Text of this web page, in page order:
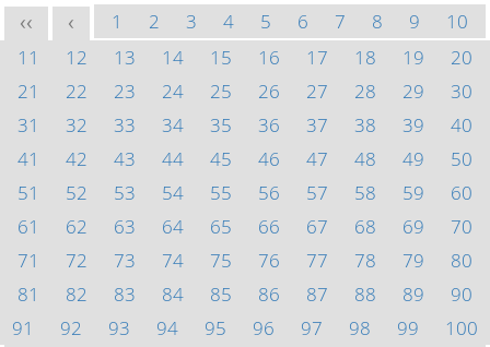
<< < 1 2 3 4 5 6 7 8 9
10
11
12 13 14 15 16 17 18 19
20
21
22 23 24 25 26 27 28 29
30
31
32 33 34 35 36 37 38 39
40
41
42 43 44 45 46 47 48 49
50
51
52 53 54 55 56 57 58 59
60
61
62 63 64 65 66 67 68 69
70
71
72 73 74 75 76 77 78 79
80
81
82 83 84 85 86 87 88 89
90
91
92 93 94 95 96 97 98 99
100